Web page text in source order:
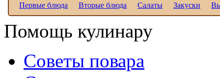
Первые блюда Вторые блюда Салаты Закуски
Помощь кулинару
Советы повара